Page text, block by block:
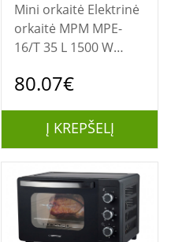
Mini orkaitė Elektrinė
orkaitė MPM MPE-
16/T 35 L 1500 W
80.07€
Į KREPŠELĮ